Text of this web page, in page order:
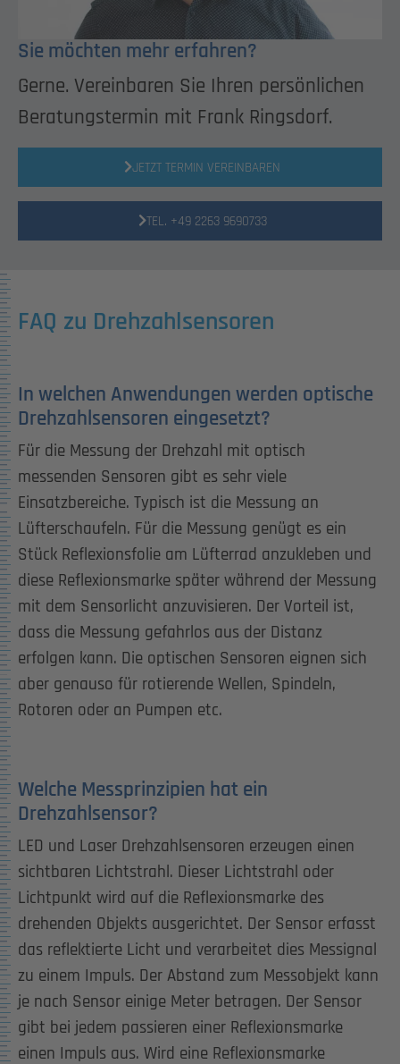
Sie möchten mehr erfahren?
Gerne. Vereinbaren Sie Ihren persönlichen
Beratungstermin mit Frank Ringsdorf.
JETZT TERMIN VEREINBAREN
TEL. +49 2263 9690733
FAQ zu Drehzahlsensoren
In welchen Anwendungen werden optische
Drehzahlsensoren eingesetzt?
Für die Messung der Drehzahl mit optisch
messenden Sensoren gibt es sehr viele
Einsatzbereiche. Typisch ist die Messung an
Lüfterschaufeln. Für die Messung genügt es ein
Stück Reflexionsfolie am Lüfterrad anzukleben und
diese Reflexionsmarke später während der Messung
mit dem Sensorlicht anzuvisieren. Der Vorteil ist,
dass die Messung gefahrlos aus der Distanz
erfolgen kann. Die optischen Sensoren eignen sich
aber genauso für rotierende Wellen, Spindeln,
Rotoren oder an Pumpen etc.
Welche Messprinzipien hat ein
Drehzahlsensor?
LED und Laser Drehzahlsensoren erzeugen einen
sichtbaren Lichtstrahl. Dieser Lichtstrahl oder
Lichtpunkt wird auf die Reflexionsmarke des
drehenden Objekts ausgerichtet. Der Sensor erfasst
das reflektierte Licht und verarbeitet dies Messignal
zu einem Impuls. Der Abstand zum Messobjekt kann
je nach Sensor einige Meter betragen. Der Sensor
gibt bei jedem passieren einer Reflexionsmarke
einen Impuls aus. Wird eine Reflexionsmarke